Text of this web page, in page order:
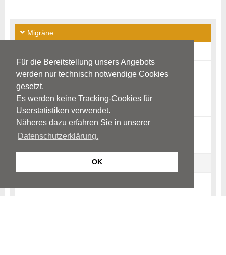
Für die Bereitstellung unsers Angebots
werden nur technisch notwendige Cookies
gesetzt.
Es werden keine Tracking-Cookies für
Userstatistiken verwendet.
Näheres dazu erfahren Sie in unserer
Datenschutzerklärung.
OK
Migräne
Krankheitsbild
Kinder und Jugendliche
Auswirkungen/Verlauf
Diagnostik